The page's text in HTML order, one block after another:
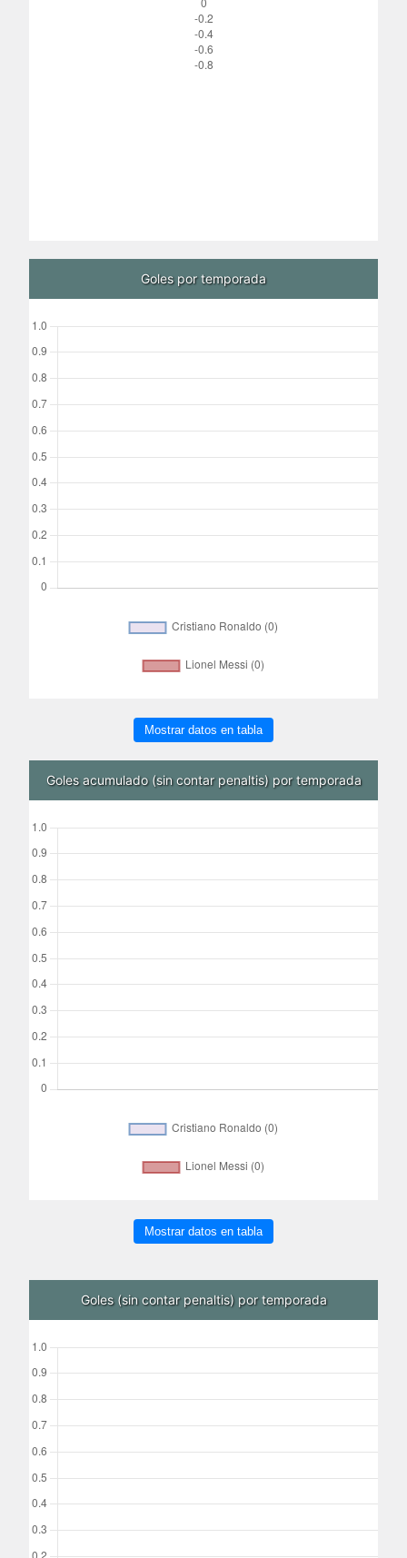
Goles por temporada
Mostrar datos en tabla
Goles acumulado (sin contar penaltis) por temporada
Mostrar datos en tabla
Goles (sin contar penaltis) por temporada